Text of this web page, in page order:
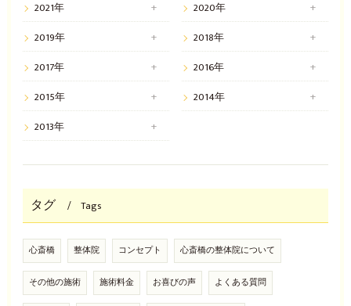
2021年
2020年
2019年
2018年
2017年
2016年
2015年
2014年
2013年
タグ Tags
心斎橋 整体院 コンセプト 心斎橋の整体院について
その他の施術 施術料金 お喜びの声 よくある質問